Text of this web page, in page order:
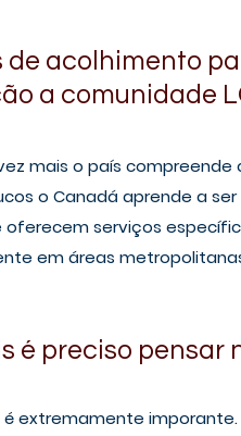
de acolhimento
a comunidade
mais o país compreende
o Canadá aprende a
serviços
em áreas
é preciso
é extremamente